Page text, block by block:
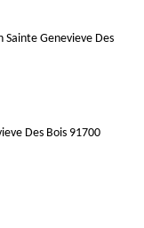
Genevieve Des
Des Bois 91700